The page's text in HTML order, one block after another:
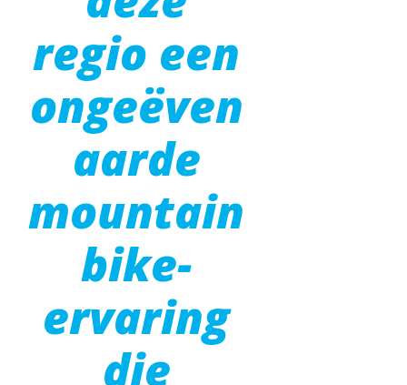
regio een
ongeëven
aarde
mountain
bike-
ervaring
die